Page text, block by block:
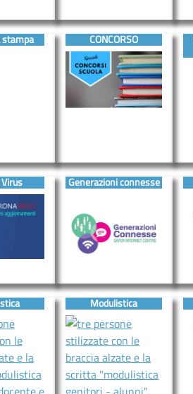
stampa CONCORSO
Generazioni connesse
Modulistica